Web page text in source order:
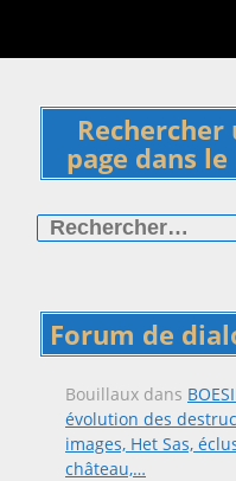
Rechercher
page dans
Forum de
Bouillaux dans
évolution des
images, Het Sas,
château,…